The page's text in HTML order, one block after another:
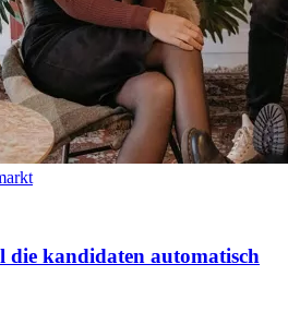
kandidaten automatisch